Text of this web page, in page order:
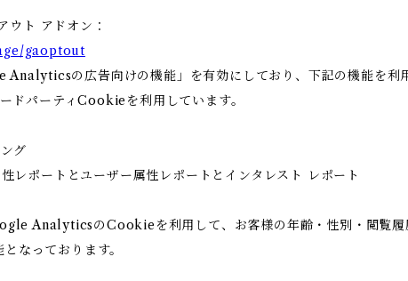
ト アドオン：
gaoptout
Analyticsの広告向けの機能」を有効にしており、下記の機能を利
パーティCookieを利用しています。
グ
ポートとユーザー属性レポートとインタレスト レポート
AnalyticsのCookieを利用して、お客様の年齢・性別・閲覧履
なっております。